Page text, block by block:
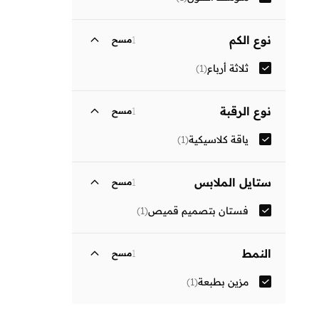
نوع الكم 1مسح
ثلاثة أرباع(
1
)
نوع الرقبة 1مسح
ياقة كلاسيكية(
1
)
ستايل الملابس 1مسح
فستان بتصميم قميص(
1
)
النمط 1مسح
مزين بطبعة(
1
)